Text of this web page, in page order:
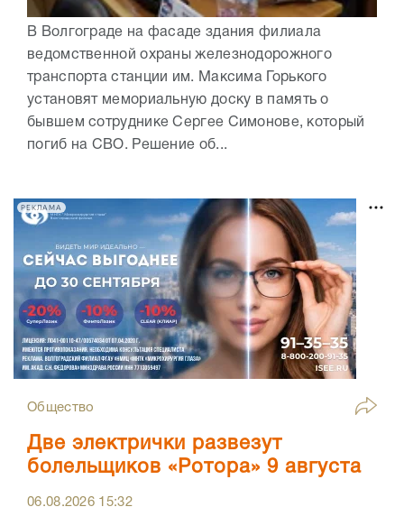
В Волгограде на фасаде здания филиала
ведомственной охраны железнодорожного
транспорта станции им. Максима Горького
установят мемориальную доску в память о
бывшем сотруднике Сергее Симонове, который
погиб на СВО. Решение об...
РЕКЛАМА
Общество
Две электрички развезут
болельщиков «Ротора» 9 августа
06.08.2026 15:32